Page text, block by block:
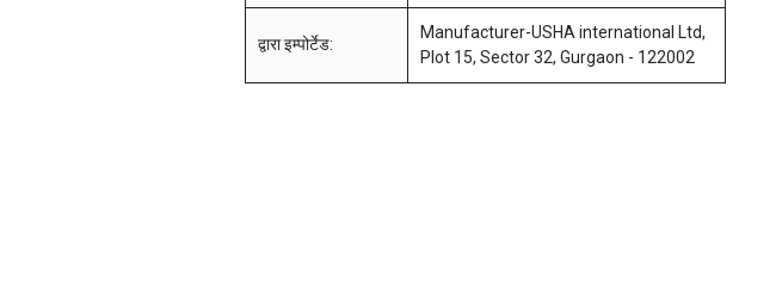
द्वारा इम्पोर्टेड:
Manufacturer-USHA international Ltd,
Plot 15, Sector 32, Gurgaon - 122002